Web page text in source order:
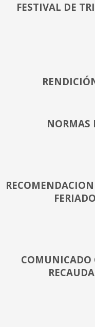
FESTIVAL DE
NORMAS
COMUNICADO